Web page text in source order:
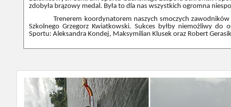
zdobyła brązowy medal. Była to dla nas wszystkich ogromna
Trenerem koordynatorem naszych smoczych zawodników i
Szkolnego Grzegorz Kwiatkowski. Sukces byłby niemożliwy do
Sportu: Aleksandra Kondej, Maksymilian Klusek oraz Robert